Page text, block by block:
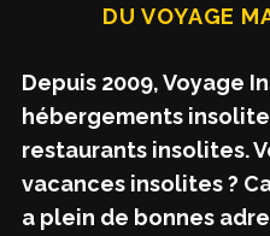
DU VOYAGE
Depuis 2009, Voyage
hébergements
restaurants insolites.
vacances insolites ?
a plein de bonnes